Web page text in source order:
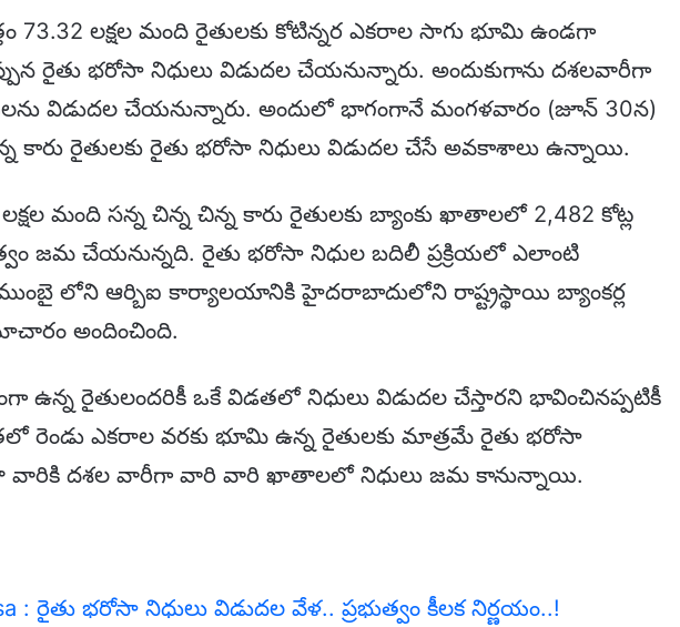
73.32 లక్షల మంది రైతులకు కోటిన్నర ఎకరాల సాగు భూమి ఉండగా
రైతు భరోసా నిధులు విడుదల చేయనున్నారు. అందుకుగాను దశలవారీగా
విడుదల చేయనున్నారు. అందులో భాగంగానే మంగళవారం (జూన్ 30న)
కారు రైతులకు రైతు భరోసా నిధులు విడుదల చేసే అవకాశాలు ఉన్నాయి.
మంది సన్న చిన్న చిన్న కారు రైతులకు బ్యాంకు ఖాతాలలో 2,482 కోట్ల
జమ చేయనున్నది. రైతు భరోసా నిధుల బదిలీ ప్రక్రియలో ఎలాంటి
లోని ఆర్బిఐ కార్యాలయానికి హైదరాబాదులోని రాష్ట్రస్థాయి బ్యాంకర్ల
అందించింది.
ఉన్న రైతులందరికీ ఒకే విడతలో నిధులు విడుదల చేస్తారని భావించినప్పటికీ
రెండు ఎకరాల వరకు భూమి ఉన్న రైతులకు మాత్రమే రైతు భరోసా
వారికి దశల వారీగా వారి వారి ఖాతాలలో నిధులు జమ కానున్నాయి.
: రైతు భరోసా నిధులు విడుదల వేళ.. ప్రభుత్వం కీలక నిర్ణయం..!